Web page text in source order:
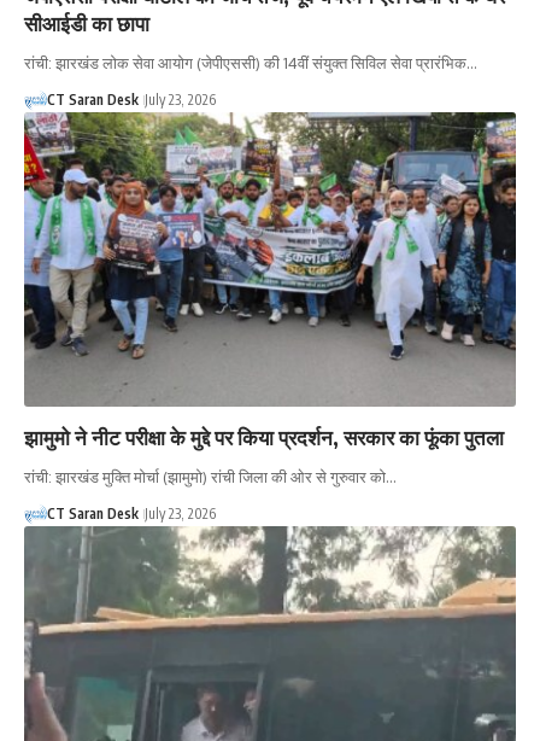
सीआईडी का छापा
रांची: झारखंड लोक सेवा आयोग (जेपीएससी) की 14वीं संयुक्त सिविल सेवा प्रारंभिक…
CT Saran Desk July 23, 2026
झामुमो ने नीट परीक्षा के मुद्दे पर किया प्रदर्शन, सरकार का फूंका पुतला
रांची: झारखंड मुक्ति मोर्चा (झामुमो) रांची जिला की ओर से गुरुवार को…
CT Saran Desk July 23, 2026